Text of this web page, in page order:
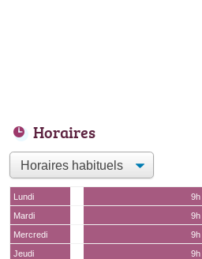
Horaires
Lundi
9h
Mardi
9h
Mercredi
9h
Jeudi
9h